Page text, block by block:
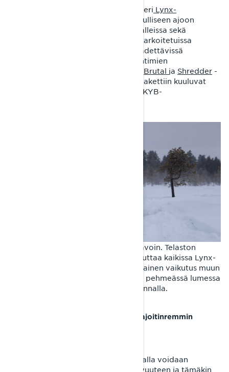
Jousituksen säädettävyys vaihtelee eri Lynx-
välillä. Urheilulliseen ajoon
-malleissa sekä
ajoon tarkoitetuissa
on laajasti pikasäädettävissä
korkealuokkaisten KYB-iskunvaimentimien
Brutal ja Shredder -
malliperheissä tarjolla olevaan RE-pakettiin kuuluvat
suorituskykyiset ja pikasäädettävät KYB-
Jousitusta voi säätää myös muilla tavoin. Telaston
rajoitinremmin asentoa voidaan muuttaa kaikissa Lynx-
kelkkamalleissa ja säädöllä on olennainen vaikutus muun
muassa siihen, miten kelkkaa etenee pehmeässä lumessa
tai miten se ohjautuu kovalla reittipinnalla.
Katso ohjevideo PPS³-jousituksen rajoitinremmin
Myös jousien esijännitystä muuttamalla voidaan
vaikuttaa olennaisesti kelkan ajettavuuteen ja tämäkin